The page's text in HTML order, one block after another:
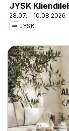
JYSK
28.07. - 10.08.2026
JYSK